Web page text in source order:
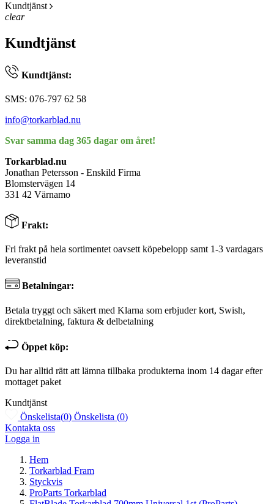
Kundtjänst
clear
Kundtjänst
Kundtjänst:
SMS: 076-797 62 58
info@torkarblad.nu
Svar samma dag 365 dagar om året!
Torkarblad.nu
Jonathan Petersson - Enskild Firma
Blomstervägen 14
331 42 Värnamo
Frakt:
Fri frakt på hela sortimentet oavsett köpebelopp samt 1-3 vardagars
leveranstid
Betalningar:
Betala tryggt och säkert med Klarna som erbjuder kort, Swish,
direktbetalning, faktura & delbetalning
Öppet köp:
Du har alltid rätt att lämna tillbaka produkterna inom 14 dagar efter
mottaget paket
Kundtjänst
Önskelista(0) Önskelista (0)
Kontakta oss
Logga in
Hem
Torkarblad Fram
Styckvis
ProParts Torkarblad